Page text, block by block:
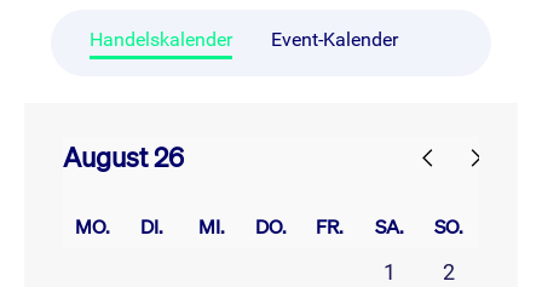
Handelskalender Event-Kalender
August 26
MO. DI. MI. DO. FR. SA. SO.
1
2